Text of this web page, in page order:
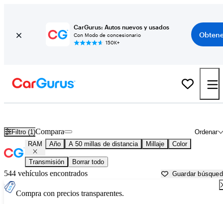
CarGurus: Autos nuevos y usados
Con Modo de concesionario
150K+
Filtro (1) Ordenar
Compara
RAM Año A 50 millas de distancia Millaje Color
Transmisión Borrar todo
544 vehículos encontrados Guardar
Compra con precios transparentes.